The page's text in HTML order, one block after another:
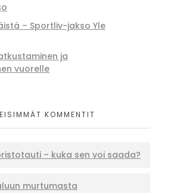
– Sportliv-jakso Yle
ja
vuorelle
KOMMENTIT
– kuka sen voi saada?
murtumasta